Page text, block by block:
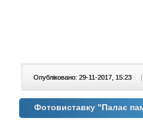
Опубліковано: 29-11-2017, 15:23 |
Фотовиставку "Палає